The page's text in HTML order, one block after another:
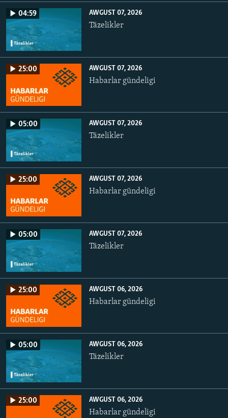
04:59 AWGUST 07, 2026
Täzelikler
25:00 AWGUST 07, 2026
Habarlar gündeligi
05:00 AWGUST 07, 2026
Täzelikler
25:00 AWGUST 07, 2026
Habarlar gündeligi
05:00 AWGUST 07, 2026
Täzelikler
25:00 AWGUST 06, 2026
Habarlar gündeligi
05:00 AWGUST 06, 2026
Täzelikler
25:00 AWGUST 06, 2026
Habarlar gündeligi